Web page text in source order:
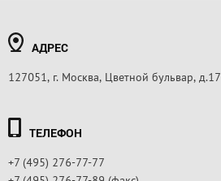
АДРЕС
127051, г. Москва, Цветной бульвар, д.17
ТЕЛЕФОН
+7 (495) 276-77-77